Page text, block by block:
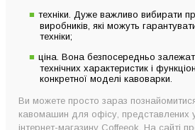
техніки. Дуже важливо вибирати
виробників, які можуть
техніки;
ціна. Вона безпосередньо
технічних характеристик і
конкретної моделі кавоварки.
Ви можете просто зараз
кавомашин для офісу, представлених
інтернет-магазину Coffeeok. На сайті